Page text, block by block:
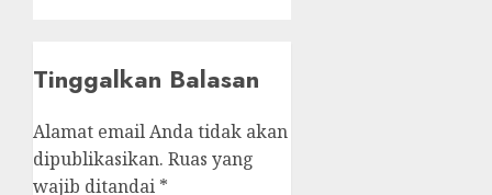
Tinggalkan Balasan
Alamat email Anda tidak akan
dipublikasikan. Ruas yang
wajib ditandai *